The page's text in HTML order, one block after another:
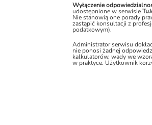
Wyłączenie
udostępnione w serwisie
Nie stanowią one porady
zastąpić konsultacji z
podatkowym).
Administrator serwisu
nie ponosi żadnej
kalkulatorów, wady we
w praktyce. Użytkownik